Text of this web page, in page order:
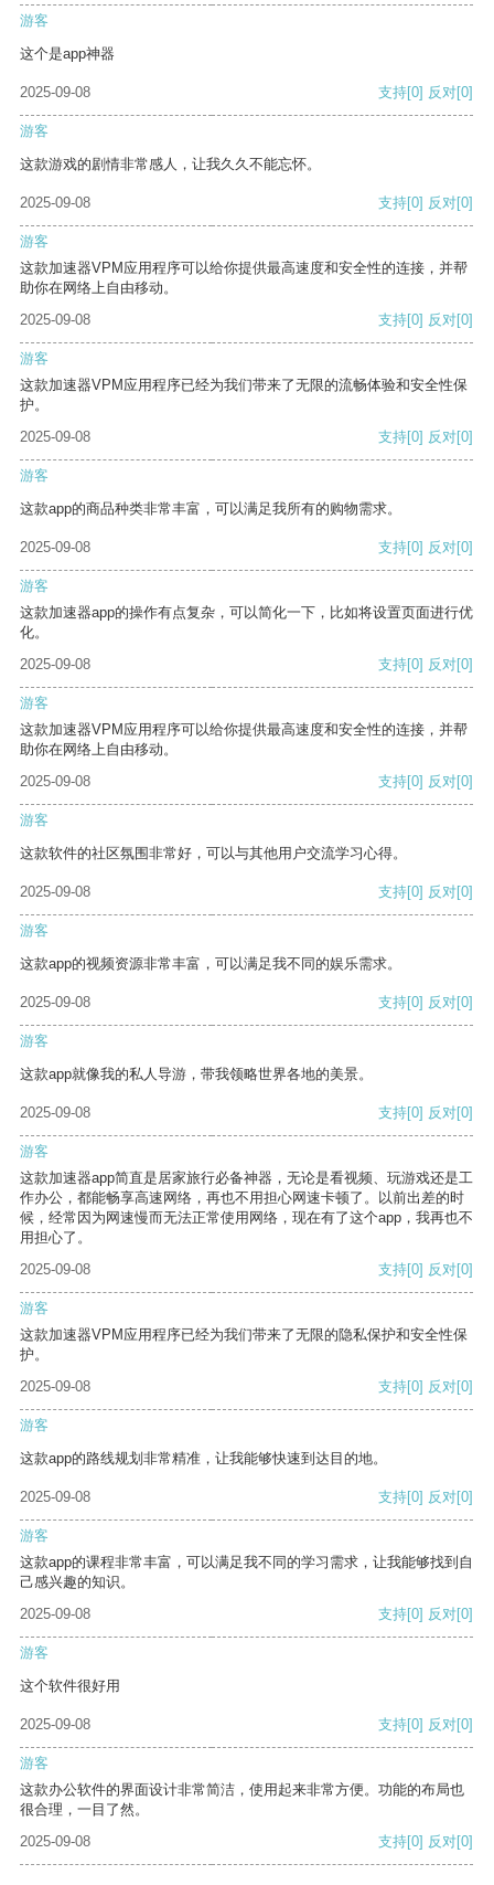
游客
这个是app神器
2025-09-08 支持[0] 反对[0]
游客
这款游戏的剧情非常感人，让我久久不能忘怀。
2025-09-08 支持[0] 反对[0]
游客
这款加速器VPM应用程序可以给你提供最高速度和安全性的连接，并帮
助你在网络上自由移动。
2025-09-08
支持[0] 反对[0]
游客
这款加速器VPM应用程序已经为我们带来了无限的流畅体验和安全性保
护。
2025-09-08
支持[0] 反对[0]
游客
这款app的商品种类非常丰富，可以满足我所有的购物需求。
2025-09-08 支持[0] 反对[0]
游客
这款加速器app的操作有点复杂，可以简化一下，比如将设置页面进行优
化。
2025-09-08
支持[0] 反对[0]
游客
这款加速器VPM应用程序可以给你提供最高速度和安全性的连接，并帮
助你在网络上自由移动。
2025-09-08
支持[0] 反对[0]
游客
这款软件的社区氛围非常好，可以与其他用户交流学习心得。
2025-09-08 支持[0] 反对[0]
游客
这款app的视频资源非常丰富，可以满足我不同的娱乐需求。
2025-09-08 支持[0] 反对[0]
游客
这款app就像我的私人导游，带我领略世界各地的美景。
2025-09-08 支持[0] 反对[0]
游客
这款加速器app简直是居家旅行必备神器，无论是看视频、玩游戏还是工
作办公，都能畅享高速网络，再也不用担心网速卡顿了。以前出差的时
候，经常因为网速慢而无法正常使用网络，现在有了这个app，我再也不
用担心了。
2025-09-08
支持[0] 反对[0]
游客
这款加速器VPM应用程序已经为我们带来了无限的隐私保护和安全性保
护。
2025-09-08
支持[0] 反对[0]
游客
这款app的路线规划非常精准，让我能够快速到达目的地。
2025-09-08 支持[0] 反对[0]
游客
这款app的课程非常丰富，可以满足我不同的学习需求，让我能够找到自
己感兴趣的知识。
2025-09-08
支持[0] 反对[0]
游客
这个软件很好用
2025-09-08 支持[0] 反对[0]
游客
这款办公软件的界面设计非常简洁，使用起来非常方便。功能的布局也
很合理，一目了然。
2025-09-08
支持[0] 反对[0]